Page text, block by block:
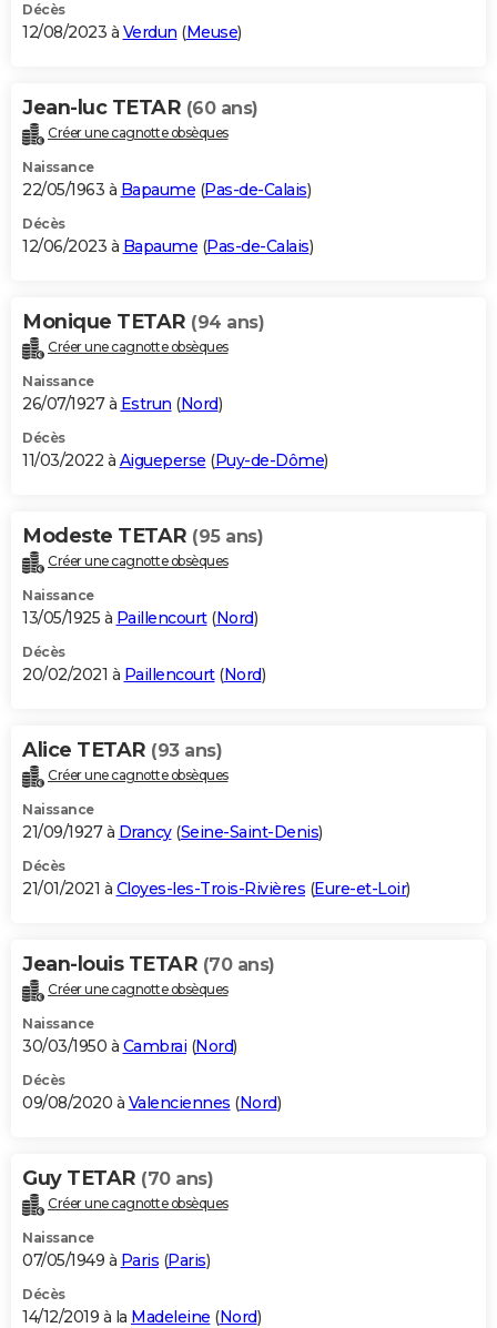
Décès
12/08/2023 à Verdun (Meuse)
Jean-luc TETAR (60 ans)
Créer une cagnotte obsèques
Naissance
22/05/1963 à Bapaume (Pas-de-Calais)
Décès
12/06/2023 à Bapaume (Pas-de-Calais)
Monique TETAR (94 ans)
Créer une cagnotte obsèques
Naissance
26/07/1927 à Estrun (Nord)
Décès
11/03/2022 à Aigueperse (Puy-de-Dôme)
Modeste TETAR (95 ans)
Créer une cagnotte obsèques
Naissance
13/05/1925 à Paillencourt(Nord)
Décès
20/02/2021 à Paillencourt(Nord)
Alice TETAR (93 ans)
Créer une cagnotte obsèques
Naissance
21/09/1927 à Drancy(Seine-Saint-Denis)
Décès
21/01/2021 à Cloyes-les-Trois-Rivières (Eure-et-Loir)
Jean-louis TETAR (70 ans)
Créer une cagnotte obsèques
Naissance
30/03/1950 à Cambrai (Nord)
Décès
09/08/2020 à Valenciennes (Nord)
Guy TETAR (70 ans)
Créer une cagnotte obsèques
Naissance
07/05/1949 à Paris (Paris)
Décès
14/12/2019 à la Madeleine (Nord)